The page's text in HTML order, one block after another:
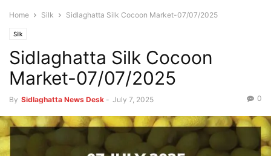
Home Silk Sidlaghatta Silk Cocoon Market-07/07/2025
Silk
Sidlaghatta Silk Cocoon
Market-07/07/2025
By Sidlaghatta News Desk - July 7, 2025 0